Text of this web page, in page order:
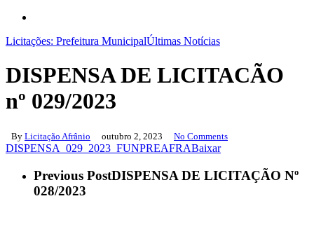
Licitações: Prefeitura MunicipalÚltimas Notícias
DISPENSA DE LICITACÃO
nº 029/2023
By Licitação Afrânio outubro 2, 2023 No Comments
DISPENSA_029_2023_FUNPREAFRABaixar
Previous PostDISPENSA DE LICITAÇÃO Nº
028/2023